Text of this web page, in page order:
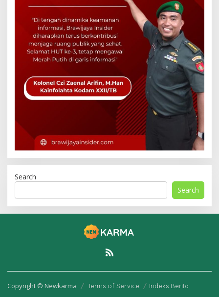
Search
Search
Copyright © Newkarma Terms of Service Indeks Berita